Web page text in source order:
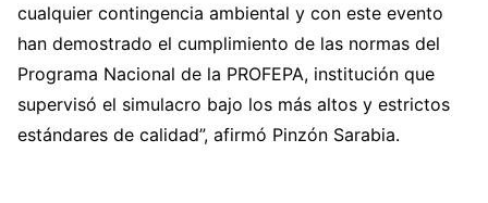
cualquier contingencia ambiental y con este evento
han demostrado el cumplimiento de las normas del
Programa Nacional de la PROFEPA, institución que
supervisó el simulacro bajo los más altos y estrictos
estándares de calidad”, afirmó Pinzón Sarabia.